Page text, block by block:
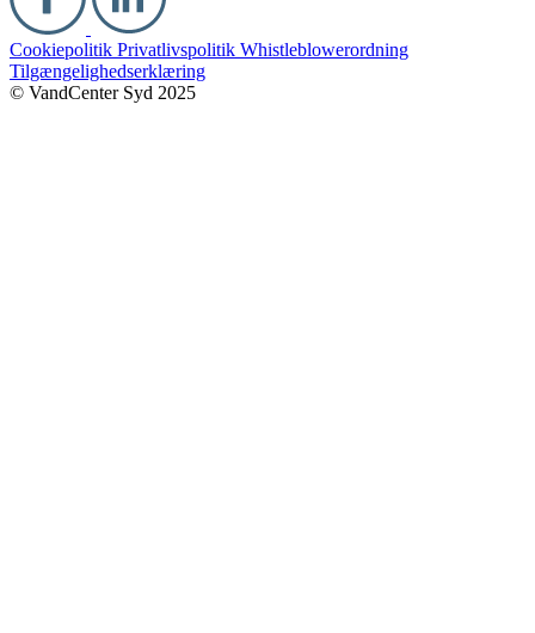
Cookiepolitik Privatlivspolitik Whistleblowerordning
Tilgængelighedserklæring
© VandCenter Syd 2025